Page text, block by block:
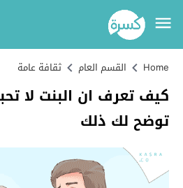
Home القسم العام ثقافة عامة
توضح لك ذلك